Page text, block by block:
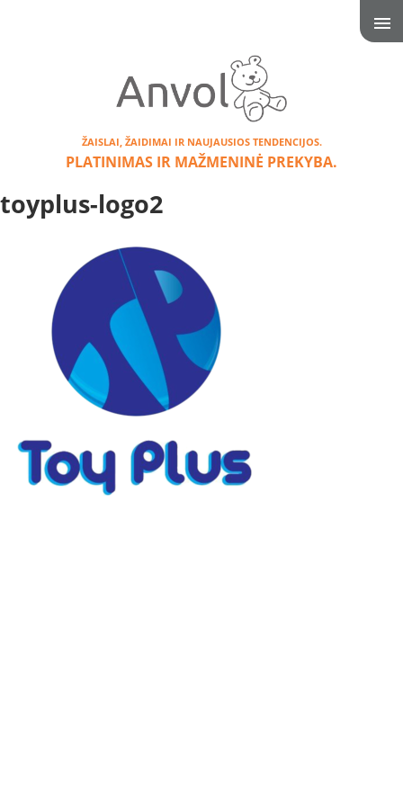
ŽAISLAI, ŽAIDIMAI IR NAUJAUSIOS TENDENCIJOS.
PLATINIMAS IR MAŽMENINĖ PREKYBA.
toyplus-logo2